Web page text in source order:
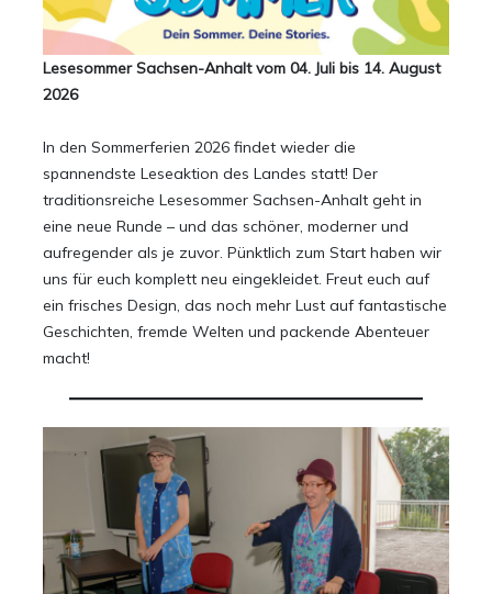
Lesesommer Sachsen-Anhalt vom 04. Juli bis 14. August
2026
In den Sommerferien 2026 findet wieder die
spannendste Leseaktion des Landes statt! Der
traditionsreiche Lesesommer Sachsen-Anhalt geht in
eine neue Runde – und das schöner, moderner und
aufregender als je zuvor. Pünktlich zum Start haben wir
uns für euch komplett neu eingekleidet. Freut euch auf
ein frisches Design, das noch mehr Lust auf fantastische
Geschichten, fremde Welten und packende Abenteuer
macht!